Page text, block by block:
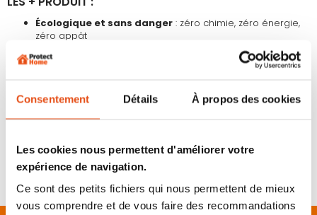
Consentement Détails À propos des cookies
Les cookies nous permettent d'améliorer votre
expérience de navigation.
Ce sont des petits fichiers qui nous permettent de mieux
vous comprendre et de vous faire des recommandations
Écologique et sans danger : zéro chimie, zéro énergie,
zéro appât
: élimine jusqu’à 97% des larves de
moustiques en moins de 48h
: fabriqué à partir de matières
UNE PROTECTION LONGUE DURÉE :
saison après saisonpour protéger vos plantes et votre espace
de vie des moustiques.
Fabriqué enFrance